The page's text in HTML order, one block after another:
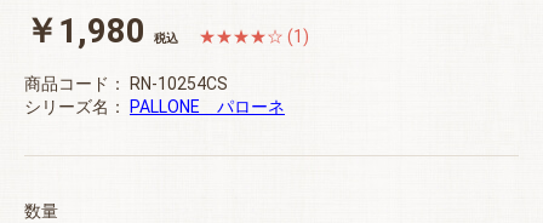
￥1,980 税込 ★★★★☆ (1)
商品コード：
RN-10254CS
シリーズ名：
PALLONE パローネ
数量